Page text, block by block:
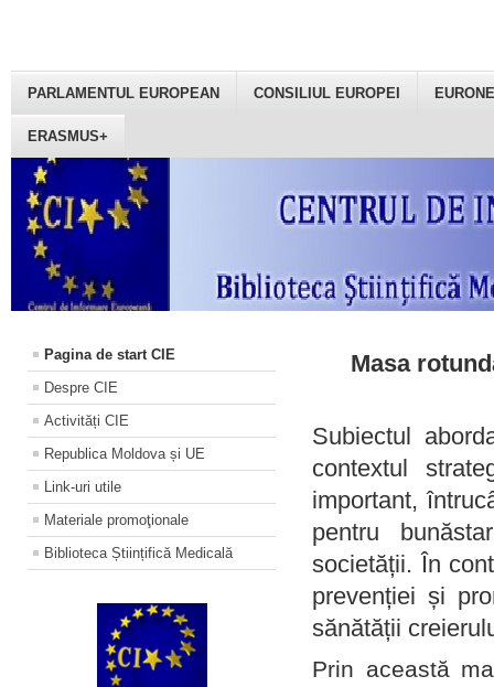
PARLAMENTUL EUROPEAN CONSILIUL EUROPEI
ERASMUS+
Pagina de start CIE
Despre CIE
Activități CIE
Republica Moldova și UE
Link-uri utile
Materiale promoţionale
Biblioteca Științifică Medicală
Masa
Subiectul
contextul
important,
pentru
societății. În
prevenției și
sănătății
Prin această